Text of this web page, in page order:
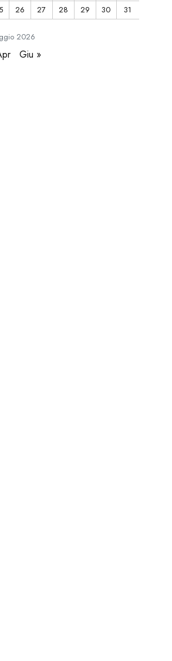
2026
26 27 28 29 30 31
Giu »